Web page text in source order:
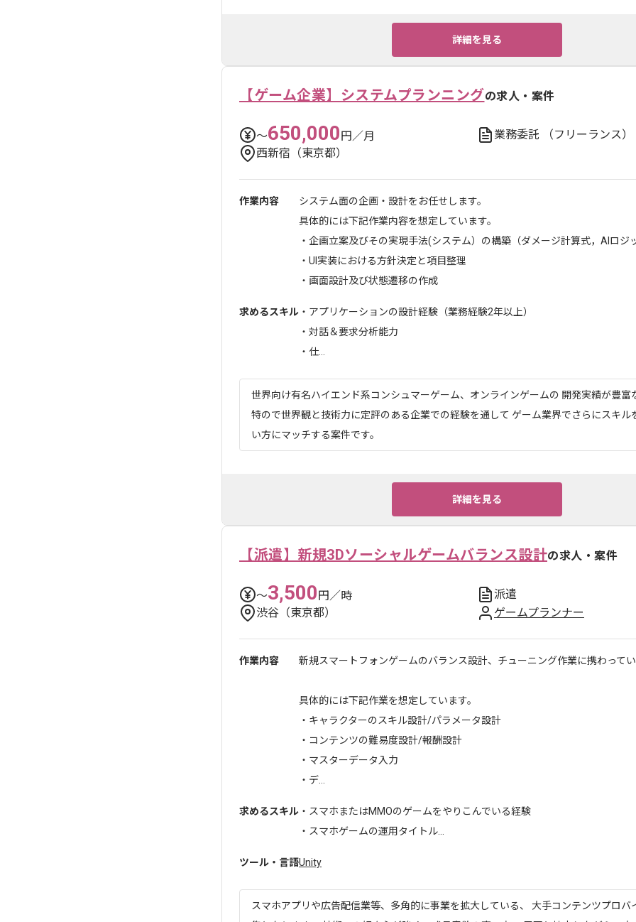
詳細を見る
【ゲーム企業】システムプランニングの求人・案件
〜650,000円／月 業務委託
（フリーランス）
西新宿（東京都）
作業内容
システム面の企画・設計をお任せします。
具体的には下記作業内容を想定しています。
・企画立案及びその実現手法(システム）の構築（ダメージ計算式，AIロジ
・UI実装における方針決定と項目整理
・画面設計及び状態遷移の作成
求めるスキル ・アプリケーションの設計経験（業務経験2年以上）
・対話＆要求分析能力
・仕...
世界向け有名ハイエンド系コンシュマーゲーム、オンラインゲームの 開発実績が豊富
特ので世界観と技術力に定評のある企業での経験を通して ゲーム業界でさらにスキル
い方にマッチする案件です。
詳細を見る
【派遣】新規3Dソーシャルゲームバランス設計の求人・案件
〜3,500円／時
派遣
渋谷（東京都）
ゲームプランナー
作業内容 新規スマートフォンゲームのバランス設計、チューニング作業に携わってい
具体的には下記作業を想定しています。
・キャラクターのスキル設計/パラメータ設計
・コンテンツの難易度設計/報酬設計
・マスターデータ入力
・デ...
求めるスキル ・スマホまたはMMOのゲームをやりこんでいる経験
・スマホゲームの運用タイトル...
ツール・言語Unity
スマホアプリや広告配信業等、多角的に事業を拡大している、 大手コンテンツプロバ